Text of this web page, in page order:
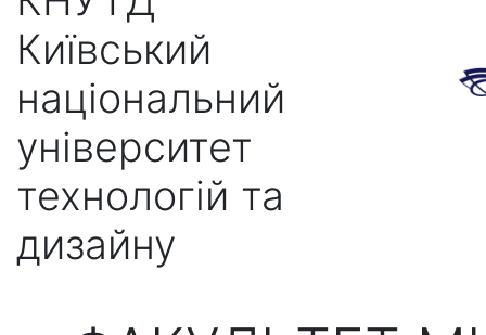
Київський
національний
університет
технологій та
дизайну